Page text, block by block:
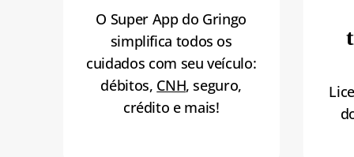
O Super App do Gringo
simplifica todos os
cuidados com seu veículo:
débitos, CNH, seguro,
crédito e mais!